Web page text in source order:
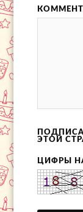
ЭТОЙ
ЦИФРЫ